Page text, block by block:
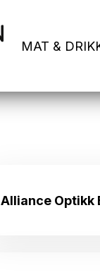
MAT &
Alliance Optikk